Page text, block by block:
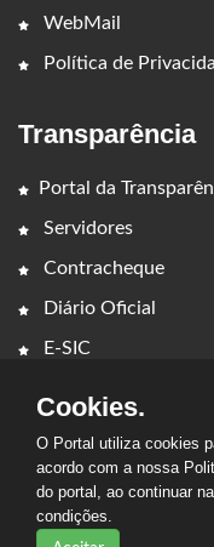
WebMail
Política de
Transparência
Portal da
Servidores
Contracheque
Diário Oficial
E-SIC
Cookies.
O Portal utiliza cookies
acordo com a nossa
do portal, ao continuar
condições.
2026 - PREFEITURA
direitos reservados.